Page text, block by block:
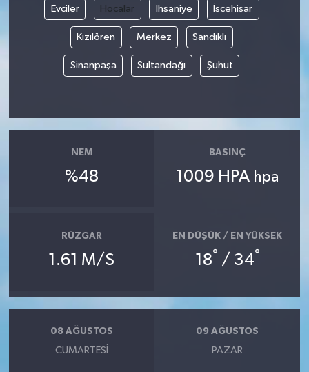
Evciler Hocalar İhsaniye İscehisar
Kızılören Merkez Sandıklı
Sinanpaşa Sultandağı Şuhut
NEM
%48
BASINÇ
1009 HPA hpa
RÜZGAR
1.61 M/S
EN DÜŞÜK / EN YÜKSEK
18° / 34°
08 AĞUSTOS
CUMARTESI
09 AĞUSTOS
PAZAR
Siyaset
Ulusal